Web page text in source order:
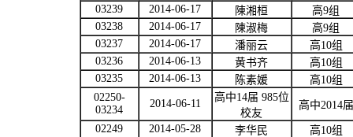
03239
2014-06-17 陳湘桓 高9组
03238
2014-06-17 陳淑梅 高9组
03237
2014-06-17 潘丽云 高10组
03236
2014-06-13 黄书齐 高10组
03235
2014-06-13 陈素媛 高10组
02250-
03234
2014-06-11
高中14届 985位
校友
高中2014届
02249
2014-05-28 李华民 高10组